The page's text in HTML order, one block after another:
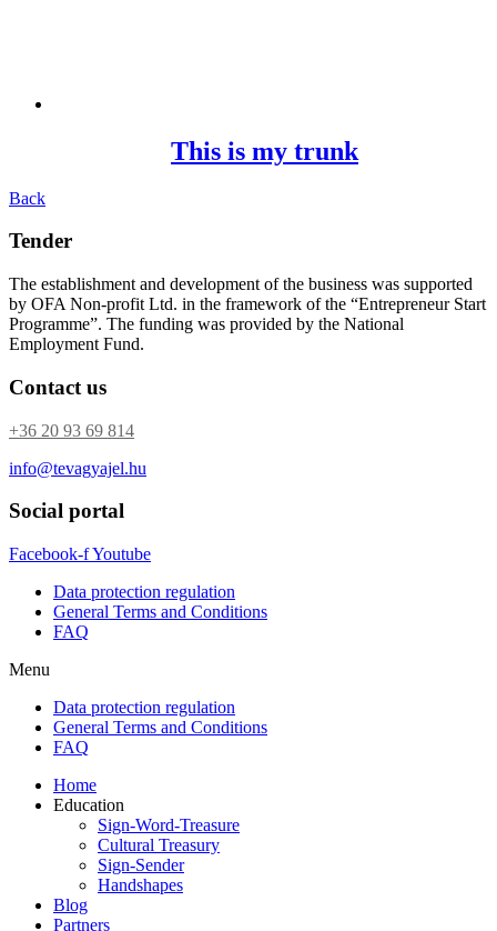
This is my trunk
Back
Tender
The establishment and development of the business was supported
by OFA Non-profit Ltd. in the framework of the “Entrepreneur Start
Programme”. The funding was provided by the National
Employment Fund.
Contact us
+36 20 93 69 814
info@tevagyajel.hu
Social portal
Facebook-fYoutube
Data protection regulation
General Terms and Conditions
FAQ
Menu
Data protection regulation
General Terms and Conditions
FAQ
Home
Education
Sign-Word-Treasure
Cultural Treasury
Sign-Sender
Handshapes
Blog
Partners